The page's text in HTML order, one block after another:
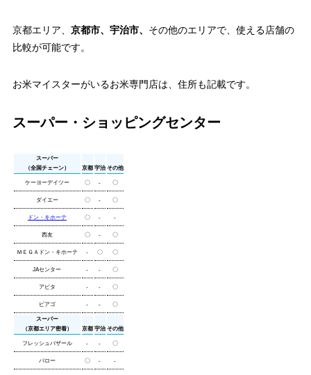
京都エリア、 京都市、宇治市、 その他のエリアで、使える店舗の
比較が可能です。
お米マイスターがいるお米専門店は、住所も記載です。
スーパー・ショッピングセンター
スーパー
（全国チェーン）
京都 宇治 その他
ケーヨーデイツー 〇 - 〇
ダイエー 〇 - 〇
ドン・キホーテ 〇 - -
西友 〇 - 〇
ＭＥＧＡドン・キホーテ - 〇 〇
JAセンター - - 〇
アピタ - - 〇
ピアゴ - - 〇
スーパー
（京都エリア密着）
京都 宇治 その他
フレッシュバザール - - 〇
バロー 〇 - -